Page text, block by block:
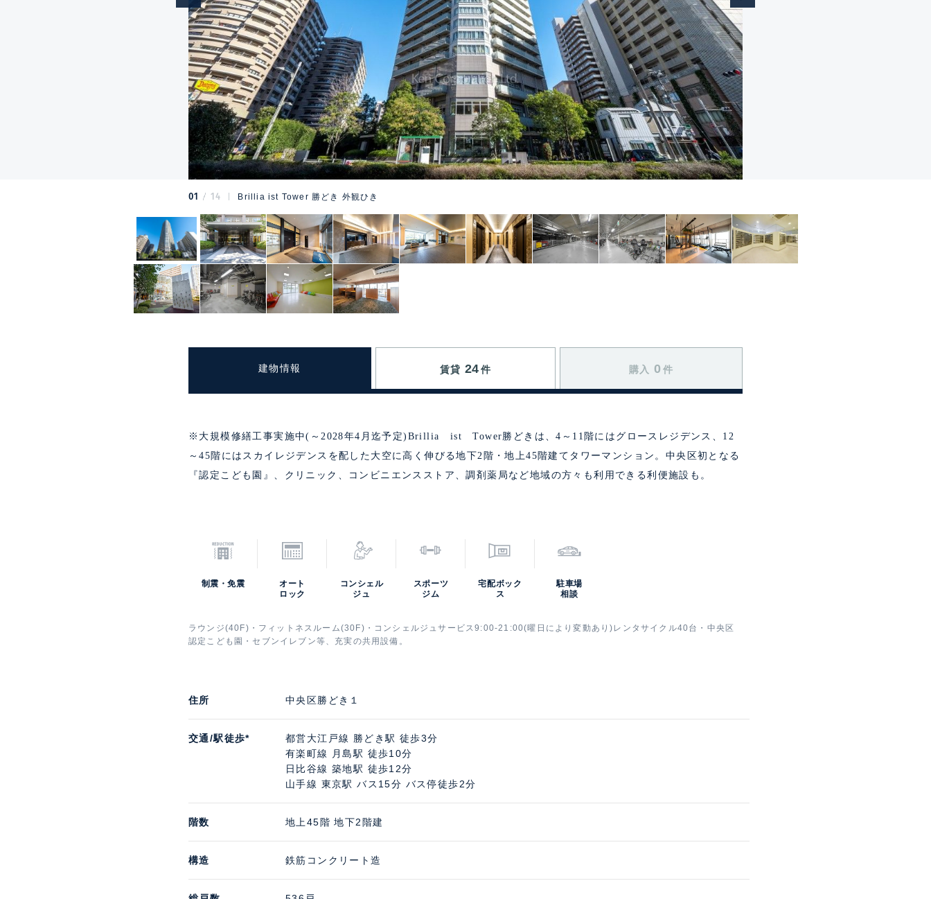
01 14 Brillia ist Tower 勝どき 外観ひき
建物情報 賃貸 24 件 購入 0 件
※大規模修繕工事実施中(～2028年4月迄予定)Brillia ist Tower勝どきは、4～11階にはグロースレジデンス、12
～45階にはスカイレジデンスを配した大空に高く伸びる地下2階・地上45階建てタワーマンション。中央区初となる
『認定こども園』、クリニック、コンビニエンスストア、調剤薬局など地域の方々も利用できる利便施設も。
制震・免震
オート
ロック
コンシェル
ジュ
スポーツ
ジム
宅配ボック
ス
駐車場
相談
ラウンジ(40F)・フィットネスルーム(30F)・コンシェルジュサービス9:00-21:00(曜日により変動あり)レンタサイクル40台・中央区
認定こども園・セブンイレブン等、充実の共用設備。
住所 中央区勝どき１
交通/駅徒歩*
都営大江戸線 勝どき駅 徒歩3分
有楽町線 月島駅 徒歩10分
日比谷線 築地駅 徒歩12分
山手線 東京駅 バス15分 バス停徒歩2分
階数 地上45階 地下2階建
構造 鉄筋コンクリート造